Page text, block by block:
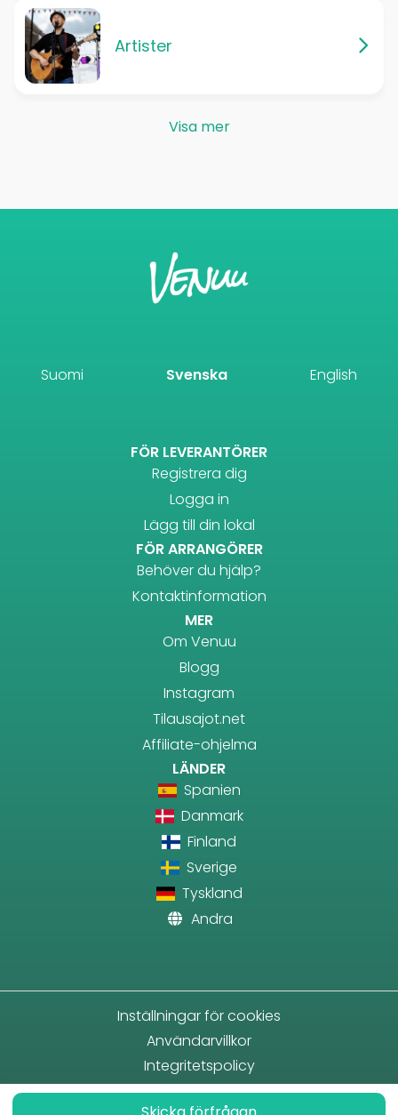
Artister
Visa mer
Suomi Svenska English
FÖR LEVERANTÖRER
Registrera dig
Logga in
Lägg till din lokal
FÖR ARRANGÖRER
Behöver du hjälp?
Kontaktinformation
MER
Om Venuu
Blogg
Instagram
Tilausajot.net
Affiliate-ohjelma
LÄNDER
Spanien
Danmark
Finland
Sverige
Tyskland
Andra
Inställningar för cookies
Användarvillkor
Integritetspolicy